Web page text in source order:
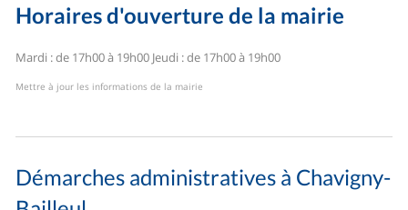
Horaires d'ouverture de la mairie
Mardi : de 17h00 à 19h00 Jeudi : de 17h00 à 19h00
Mettre à jour les informations de la mairie
Démarches administratives à Chavigny-